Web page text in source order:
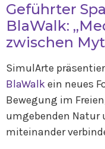
Geführter
BlaWalk:
zwischen
SimulArte
BlaWalkein neues
Bewegung im
umgebenden Natur
miteinander